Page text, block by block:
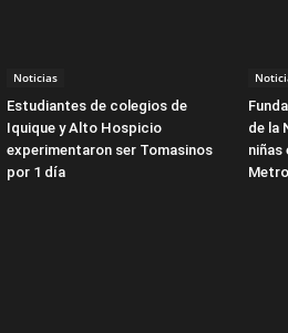
Noticias
Estudiantes de colegios de
Iquique y Alto Hospicio
experimentaron ser Tomasinos
por 1 día
de la
niñas